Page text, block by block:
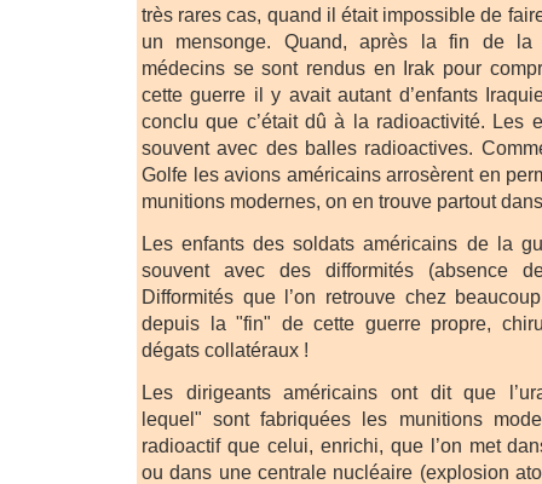
très rares cas, quand il était impossible de
un mensonge. Quand, après la fin de la
médecins se sont rendus en Irak pour
cette guerre il y avait autant d’enfants
conclu que c’était dû à la radioactivité. Les
souvent avec des balles radioactives.
Golfe les avions américains arrosèrent en
munitions modernes, on en trouve partout
Les enfants des soldats américains de la
souvent avec des difformités (absence
Difformités que l’on retrouve chez
depuis la "fin" de cette guerre propre,
dégats collatéraux !
Les dirigeants américains ont dit que
lequel" sont fabriquées les munitions
radioactif que celui, enrichi, que l’on met
ou dans une centrale nucléaire (explosion